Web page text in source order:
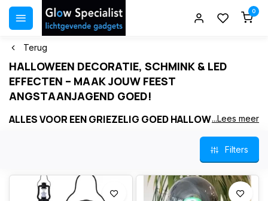
0
Terug
HALLOWEEN DECORATIE, SCHMINK & LED
EFFECTEN – MAAK JOUW FEEST
ANGSTAANJAGEND GOED!
ALLES VOOR EEN GRIEZELIG GOED HALLOWEEN
Halloween komt eraan! Bij Glow Specialist vind je alles om jouw
angstaanjagend
. Van levensechte figuren tot lichtgevende accessoires
ervaring .
...Lees meer
Filters